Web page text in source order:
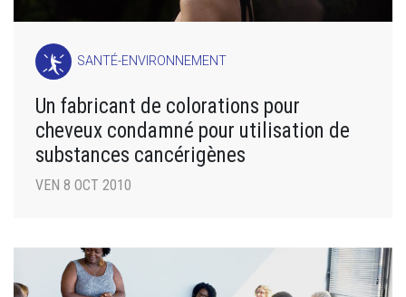
SANTÉ-ENVIRONNEMENT
Un fabricant de colorations pour
cheveux condamné pour utilisation de
substances cancérigènes
VEN 8 OCT 2010